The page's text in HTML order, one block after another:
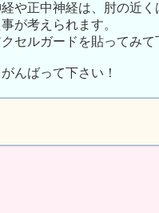
や正中神経は、肘の近
が考えられます。
セルガードを貼ってみて
んばって下さい！